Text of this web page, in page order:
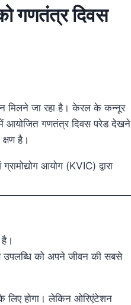
गणतंत्र दिवस
मिलने जा रहा है। केरल के कन्नूर
आयोजित गणतंत्र दिवस परेड देखने
है।
आयोग (KVIC) द्वारा
उपलब्धि को अपने जीवन की सबसे
लिए होगा। लेकिन ओरिएंटेशन